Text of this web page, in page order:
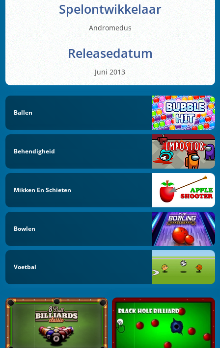
Spelontwikkelaar
Andromedus
Releasedatum
Juni 2013
Ballen
Behendigheid
Mikken En Schieten
Bowlen
Voetbal